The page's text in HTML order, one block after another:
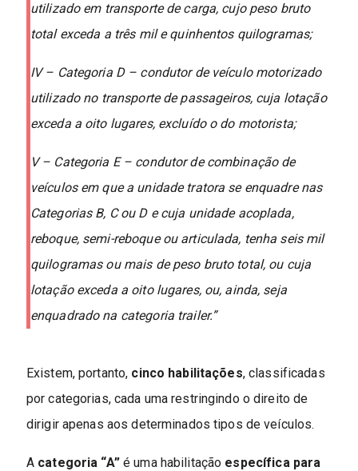
utilizado em transporte de carga, cujo peso bruto
total exceda a três mil e quinhentos quilogramas;
IV – Categoria D – condutor de veículo motorizado
utilizado no transporte de passageiros, cuja lotação
exceda a oito lugares, excluído o do motorista;
V – Categoria E – condutor de combinação de
veículos em que a unidade tratora se enquadre nas
Categorias B, C ou D e cuja unidade acoplada,
reboque, semi-reboque ou articulada, tenha seis mil
quilogramas ou mais de peso bruto total, ou cuja
lotação exceda a oito lugares, ou, ainda, seja
enquadrado na categoria trailer.”
Existem, portanto, cinco habilitações, classificadas
por categorias, cada uma restringindo o direito de
dirigir apenas aos determinados tipos de veículos.
A categoria “A”é uma habilitação específica para